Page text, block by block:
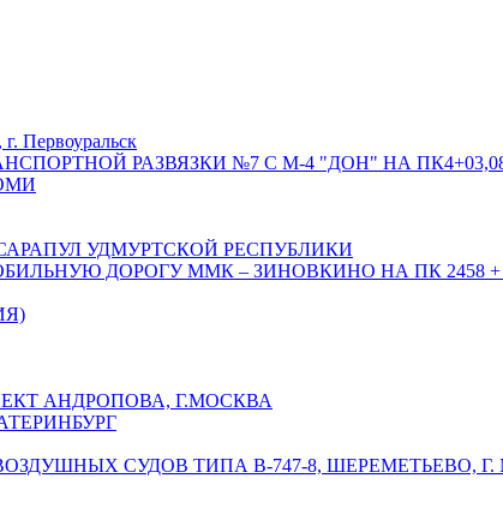
Первоуральск
РАЗВЯЗКИ №7 С М-4 "ДОН" НА
УДМУРТСКОЙ РЕСПУБЛИКИ
ДОРОГУ ММК – ЗИНОВКИНО НА ПК 2458 +
АНДРОПОВА, Г.МОСКВА
СУДОВ ТИПА В-747-8, ШЕРЕМЕТЬЕВО, Г.